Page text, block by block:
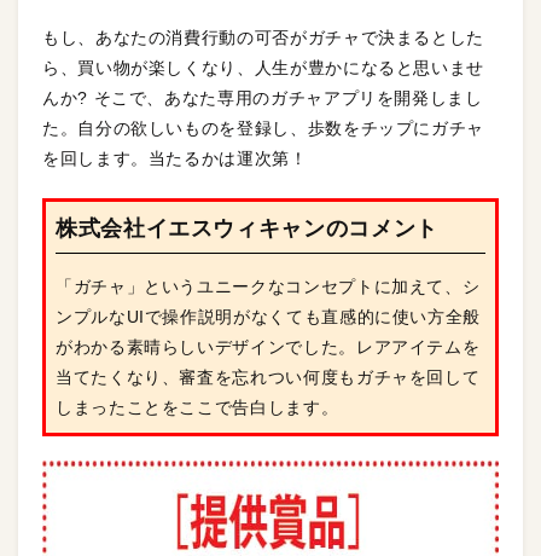
もし、あなたの消費行動の可否がガチャで決まるとした
ら、買い物が楽しくなり、人生が豊かになると思いませ
んか? そこで、あなた専用のガチャアプリを開発しまし
た。自分の欲しいものを登録し、歩数をチップにガチャ
を回します。当たるかは運次第！
株式会社イエスウィキャンのコメント
「ガチャ」というユニークなコンセプトに加えて、シ
ンプルなUIで操作説明がなくても直感的に使い方全般
がわかる素晴らしいデザインでした。レアアイテムを
当てたくなり、審査を忘れつい何度もガチャを回して
しまったことをここで告白します。